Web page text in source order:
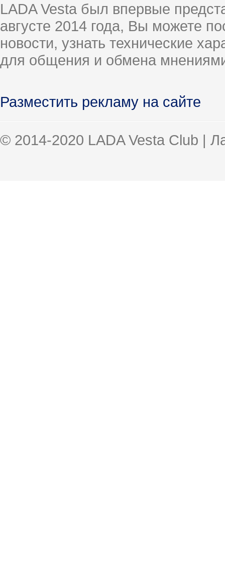
LADA Vesta был впервые
августе 2014 года, Вы можете
новости, узнать технические
для общения и обмена
Разместить рекламу на сайте
© 2014-2020 LADA Vesta Club |